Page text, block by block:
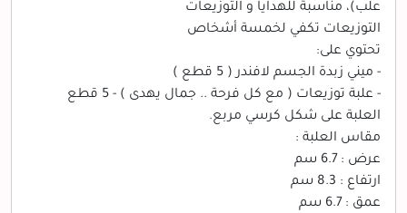
علب)، مناسبة للهدايا و التوزيعات
التوزيعات تكفي لخمسة أشخاص
تحتوي على:
- ميني زبدة الجسم لافندر ( 5 قطع )
- علبة توزيعات ( مع كل فرحة .. جمال يهدى ) - 5 قطع
العلبة على شكل كرسي مربع.
مقاس العلبة :
عرض : 6.7 سم
ارتفاع : 8.3 سم
عمق : 6.7 سم